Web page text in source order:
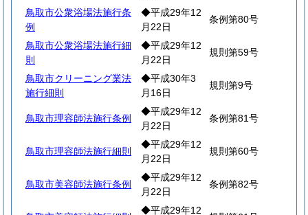
鳥取市公衆浴場法施行条
例
◆平成29年12
月22日
条例第80号
鳥取市公衆浴場法施行細
則
◆平成29年12
月22日
規則第59号
鳥取市クリーニング業法
施行細則
◆平成30年3
月16日
規則第9号
鳥取市理容師法施行条例
◆平成29年12
月22日
条例第81号
鳥取市理容師法施行細則
◆平成29年12
月22日
規則第60号
鳥取市美容師法施行条例
◆平成29年12
月22日
条例第82号
◆平成29年12